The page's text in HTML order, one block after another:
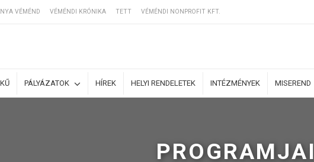
VÉMÉND VÉMÉNDI KRÓNIKA TETT VÉMÉNDI NONPROFIT KFT.
PÁLYÁZATOK HÍREK HELYI RENDELETEK INTÉZMÉNYEK MISEREND